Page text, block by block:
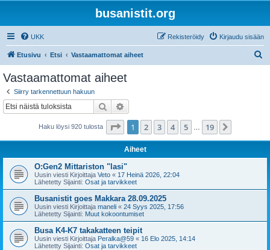
busanistit.org
UKK Kirjaudu sisään
Rekisteröidy
Etusivu Etsi Vastaamattomat aiheet
Vastaamattomat aiheet
Siirry tarkennettuun hakuun
Etsi
Haku löysi 920 tulosta Sivu /19
1 2 3 4 5 19
Aiheet
O:Gen2 Mittariston "lasi"
Uusin viesti Kirjoittaja Veto « 17 Heinä 2026, 22:04
Lähetetty Sijainti: Osat ja tarvikkeet
Busanistit goes Makkara 28.09.2025
Uusin viesti Kirjoittaja maneli « 24 Syys 2025, 17:56
Lähetetty Sijainti: Muut kokoontumiset
Busa K4-K7 takakatteen teipit
Uusin viesti Kirjoittaja Peralka@59 « 16 Elo 2025, 14:14
Lähetetty Sijainti: Osat ja tarvikkeet